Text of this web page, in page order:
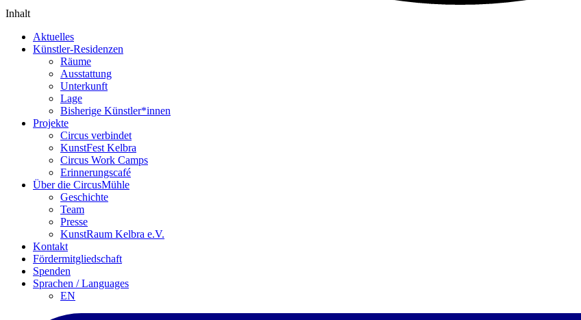
Inhalt
Aktuelles
Künstler-Residenzen
Räume
Ausstattung
Unterkunft
Lage
Bisherige Künstler*innen
Projekte
Circus verbindet
KunstFest Kelbra
Circus Work Camps
Erinnerungscafé
Über die CircusMühle
Geschichte
Team
Presse
KunstRaum Kelbra e.V.
Kontakt
Fördermitgliedschaft
Spenden
Sprachen / Languages
EN